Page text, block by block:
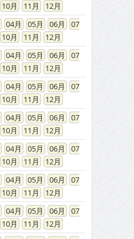
10 11
12
04 05 06
07
10 11
12
04 05 06
07
10 11
12
04 05 06
07
10 11
12
04 05 06
07
10 11
12
04 05 06
07
10 11
12
04 05 06
07
10 11
12
04 05 06
07
10 11
12